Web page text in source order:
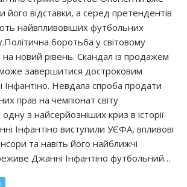
його відставки, а серед претендентів
найвпливовіших футбольних
боротьба у світовому
новий рівень. Скандал із продажем
завершитися достроковим
Невдала спроба продати
прав на чемпіонат світу
з найсерйозніших криз в історії
Інфантіно виступили УЄФА, впливові
та навіть його найближчі
Джанні Інфантіно футбольний…